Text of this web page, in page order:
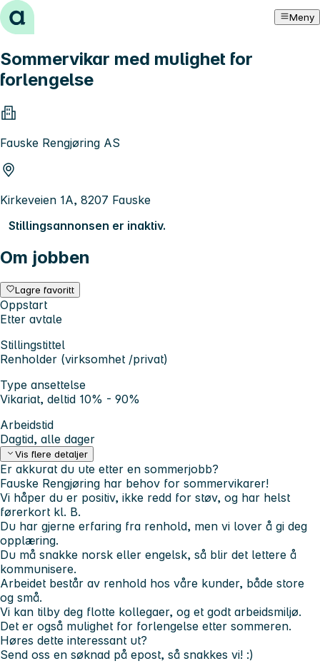
Hopp til innhold Meny
Sommervikar med mulighet for
forlengelse
Fauske Rengjøring AS
Kirkeveien 1A, 8207 Fauske
Stillingsannonsen er inaktiv.
Om jobben
Lagre favoritt
Oppstart
Etter avtale
Stillingstittel
Renholder (virksomhet /privat)
Type ansettelse
Vikariat, deltid 10% - 90%
Arbeidstid
Dagtid, alle dager
Vis flere detaljer
Er akkurat du ute etter en sommerjobb?
Fauske Rengjøring har behov for sommervikarer!
Vi håper du er positiv, ikke redd for støv, og har helst
førerkort kl. B.
Du har gjerne erfaring fra renhold, men vi lover å gi deg
opplæring.
Du må snakke norsk eller engelsk, så blir det lettere å
kommunisere.
Arbeidet består av renhold hos våre kunder, både store
og små.
Vi kan tilby deg flotte kollegaer, og et godt arbeidsmiljø.
Det er også mulighet for forlengelse etter sommeren.
Høres dette interessant ut?
Send oss en søknad på epost, så snakkes vi! :)